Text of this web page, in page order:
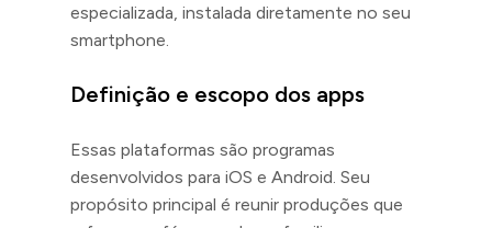
especializada, instalada diretamente no seu
smartphone.
Definição e escopo dos apps
Essas plataformas são programas
desenvolvidos para iOS e Android. Seu
propósito principal é reunir produções que